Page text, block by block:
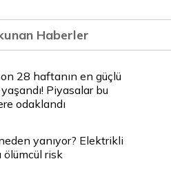
Haberler
28 haftanın en güçlü
Piyasalar bu
odaklandı
yanıyor? Elektrikli
ölümcül risk